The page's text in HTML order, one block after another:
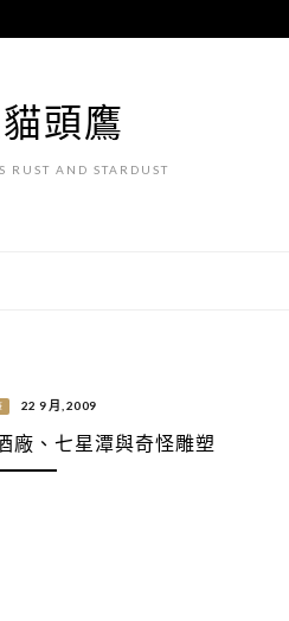
頭鷹
RUST AND STARDUST
22 9 月, 2009
廠、七星潭與奇怪雕塑